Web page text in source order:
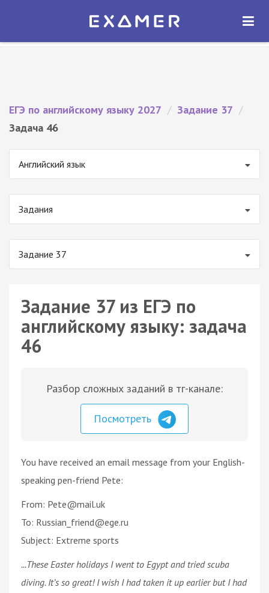
Экзамер — ЕГЭ 2027
ОТКРЫТЬ
ЕГЭ по английскому языку 2027 / Задание 37 /
Задача 46
Английский язык
Задания
Задание 37
Задание 37 из ЕГЭ по
английскому языку: задача
46
Разбор сложных заданий в тг-канале:
Посмотреть
You have received an email message from your English-
speaking pen-friend Pete:
From: Pete@mail.uk
To: Russian_friend@ege.ru
Subject: Extreme sports
...These Easter holidays I went to Egypt and tried scuba
diving. It’s so great! I wish I had taken it up earlier but I had